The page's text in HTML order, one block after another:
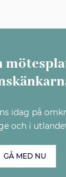
idag på
och i
GÅ MED NU